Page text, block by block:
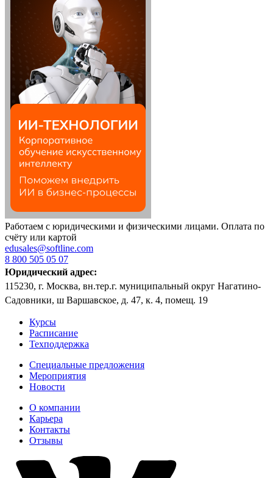
Работаем с юридическими и физическими лицами. Оплата по
счёту или картой
edusales@softline.com
8 800 505 05 07
Юридический адрес:
115230, г. Москва, вн.тер.г. муниципальный округ Нагатино-
Садовники, ш Варшавское, д. 47, к. 4, помещ. 19
Курсы
Расписание
Техподдержка
Специальные предложения
Мероприятия
Новости
О компании
Карьера
Контакты
Отзывы